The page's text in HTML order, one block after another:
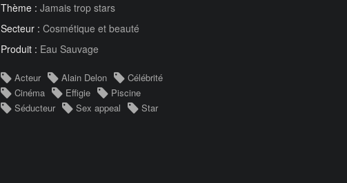
Thème : Jamais trop stars
Secteur : Cosmétique et beauté
Produit : Eau Sauvage
Acteur Alain Delon
Célébrité
Cinéma
Effigie
Piscine
Séducteur
Sex appeal Star